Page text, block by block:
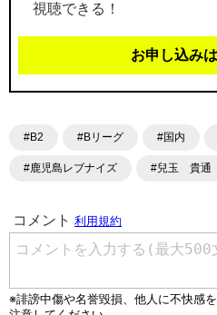
視聴できる！
お申し込み
#B2 #Bリーグ #国内
#鹿児島レブナイズ #兒玉 貴通